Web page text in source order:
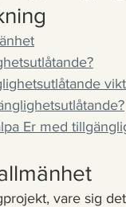
Er med
vare sig